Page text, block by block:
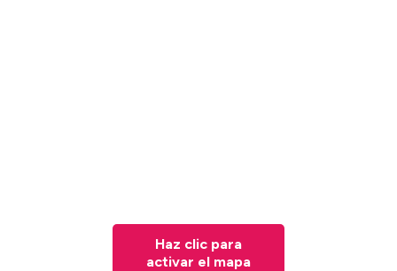
Haz clic para
activar el mapa